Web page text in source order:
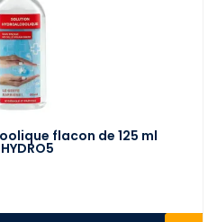
flacon de 125 ml